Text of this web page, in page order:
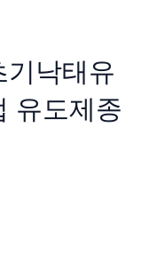
기낙태유
유도제종